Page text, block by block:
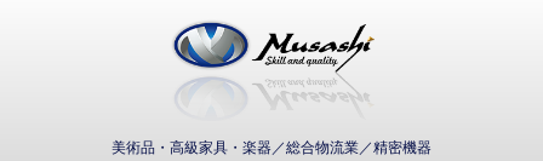
美術品・高級家具・楽器／総合物流業／精密機器